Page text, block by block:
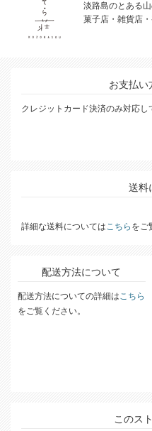
淡路島のとある
菓子店・雑貨店
お支払い
クレジットカード決済のみ対応し
送料
詳細な送料についてはこちら をご
配送方法について
配送方法についての詳細はこちら
をご覧ください。
このス